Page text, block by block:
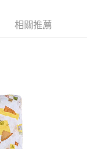
相關推薦